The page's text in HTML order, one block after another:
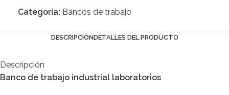
Categoría: Bancos de trabajo
DESCRIPCIÓNDETALLES DEL PRODUCTO
Descripción
Banco de trabajo industrial laboratorios